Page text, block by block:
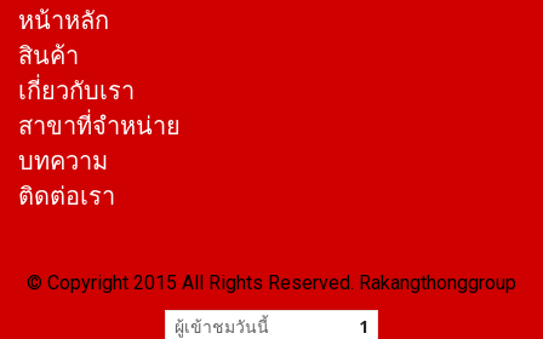
หน้าหลัก
สินค้า
เกี่ยวกับเรา
สาขาที่จำหน่าย
บทความ
ติดต่อเรา
© Copyright 2015 All Rights Reserved. Rakangthonggroup
ผู้เข้าชมวันนี้
1